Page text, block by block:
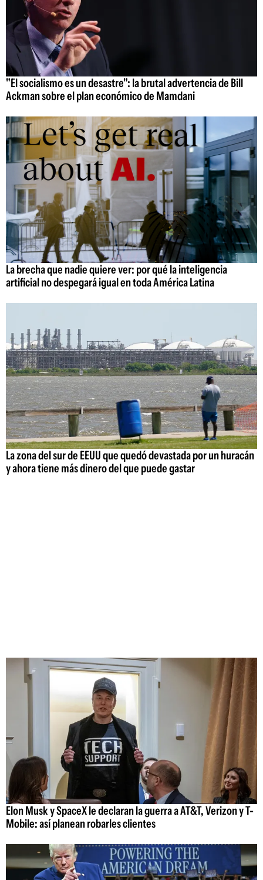
"El socialismo es un desastre": la brutal advertencia de Bill
Ackman sobre el plan económico de Mamdani
La brecha que nadie quiere ver: por qué la inteligencia
artificial no despegará igual en toda América Latina
La zona del sur de EEUU que quedó devastada por un huracán
y ahora tiene más dinero del que puede gastar
Elon Musk y SpaceX le declaran la guerra a AT&T, Verizon y T-
Mobile: así planean robarles clientes